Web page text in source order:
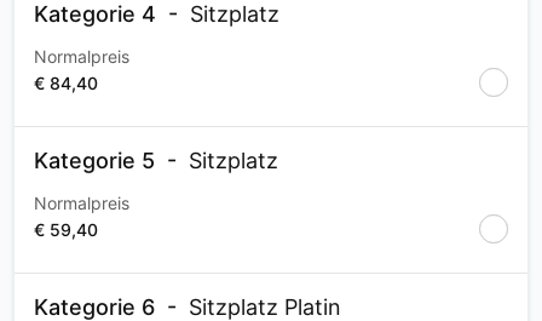
Kategorie 4 Sitzplatz
Normalpreis
€ 84,40
Kategorie 5 Sitzplatz
Normalpreis
€ 59,40
Kategorie 6 Sitzplatz Platin